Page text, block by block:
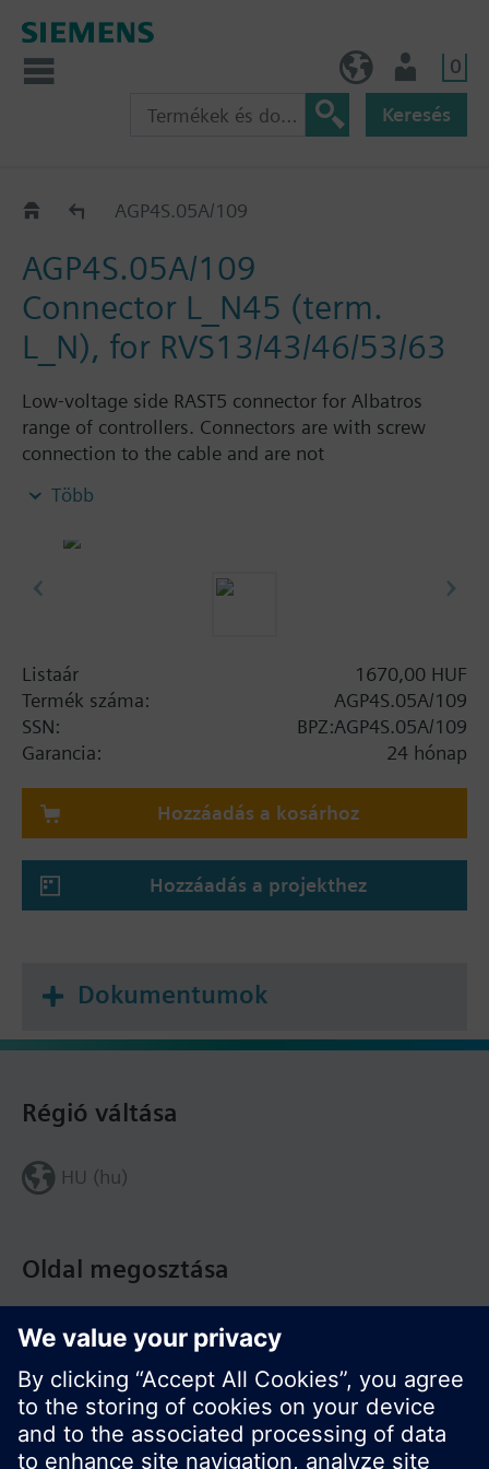
0
Keresés
KatalógusAGP4S.05A/109
AGP4S.05A/109
Connector L_N45 (term.
L_N), for RVS13/43/46/53/63
Low-voltage side RAST5 connector for Albatros
range of controllers. Connectors are with screw
connection to the cable and are not
Több
Listaár
1670,00 HUF
Termék száma:
AGP4S.05A/109
SSN:
BPZ:AGP4S.05A/109
Garancia:
24 hónap
Hozzáadás a kosárhoz
Hozzáadás a projekthez
Dokumentumok
Oldal megosztása
Régió váltása
HU (hu)